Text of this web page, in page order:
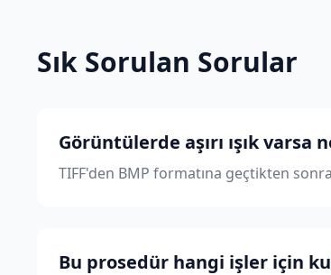
Sık Sorulan Sorular
Görüntülerde aşırı ışık varsa
TIFF'den BMP formatına geçtikten
Bu prosedür hangi işler için